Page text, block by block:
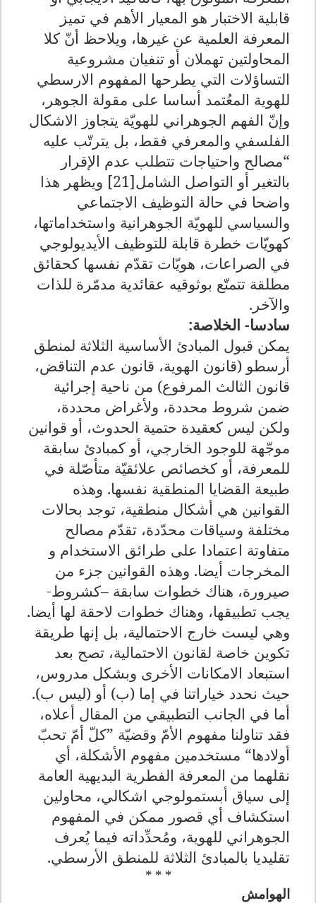
قابلية الاختبار هو المعيار الأهم في تميز
المعرفة العلمية عن غيرها، ويلاحظ أنّ كلا
المحاولتين تهملان أو تنفيان مشروعية
التساؤلات التي يطرحها المفهوم الارسطي
للهوية المعُتمد أساسا على مقولة الجوهر،
وإنّ الفهم الجوهراني للهويّة يتجاوز الاشكال
الفلسفي والمعرفي فقط، بل يترتّب عليه
“مصالح واحتياجات تتطلب عدم الإقرار
بالتغير أو التواصل الشامل[21] ويظهر هذا
واضحا في حالة التوظيف الاجتماعي
والسياسي للهويّة الجوهرانية واستخداماتها،
كهويّات خطرة قابلة للتوظيف الأيديولوجي
في الصراعات، هويّات تقدّم نفسها كحقائق
مطلقة تتمتّع بوثوقيه عقائدية مدمّرة للذات
والآخر .
سادسا- الخلاصة:
يمكن قبول المبادئ الأساسية الثلاثة لمنطق
أرسطو (قانون الهوية، قانون عدم التناقض،
قانون الثالث المرفوع) من ناحية إجرائية
ضمن شروط محددة، ولأغراض محددة،
ولكن ليس كعقيدة حتمية الحدوث، أو قوانين
موجّهة للوجود الخارجي، أو كمبادئ سابقة
للمعرفة، أو كخصائص علائقيّة متأصّلة في
طبيعة القضايا المنطقية نفسها. وهذه
القوانين هي أشكال منطقية، توجد بحالات
مختلفة وسياقات محدّدة، تقدّم مصالح
متفاوتة اعتمادا على طرائق الاستخدام و
المخرجات أيضا. وهذه القوانين جزء من
صيرورة، هناك خطوات سابقة –كشروط-
يجب تطبيقها، وهناك خطوات لاحقة لها أيضا.
وهي ليست خارج الاحتمالية، بل إنها طريقة
تكوين خاصة لقانون الاحتمالية، تصح بعد
استبعاد الامكانات الأخرى وبشكل مدروس،
حيث نحدد خياراتنا في إما (ب) أو (ليس ب).
أما في الجانب التطبيقي من المقال أعلاه،
فقد تناولنا مفهوم الأمّ وقضيّة ”كلّ أمّ تحبّ
أولادها“ مستخدمين مفهوم الأشكلة، أي
نقلهما من المعرفة الفطرية البديهية العامة
إلى سياق أبستمولوجي اشكالي، محاولين
استكشاف أي قصور ممكن في المفهوم
الجوهراني للهوية، ومُحدِّداته فيما يُعرف
تقليديا بالمبادئ الثلاثة للمنطق الأرسطي.
* * *
الهوامش